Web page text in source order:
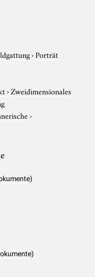
›Porträt
›Zweidimensionales
›